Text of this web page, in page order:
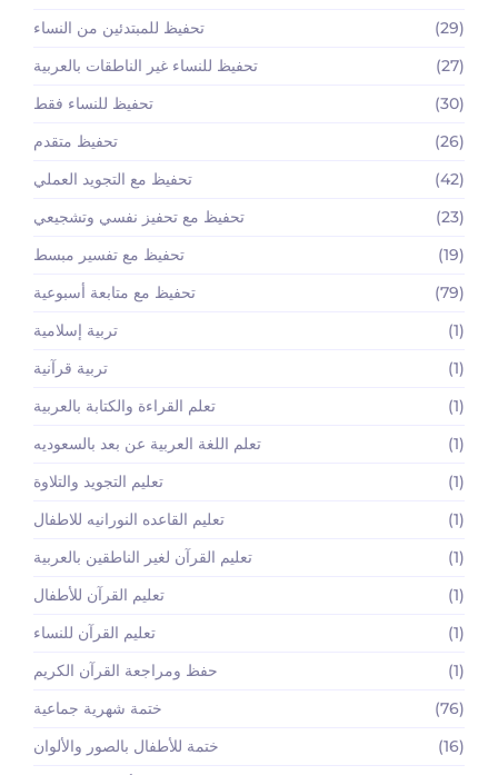
تحفيظ للمبتدئين من النساء
(29)
تحفيظ للنساء غير الناطقات بالعربية
(27)
تحفيظ للنساء فقط
(30)
تحفيظ متقدم
(26)
تحفيظ مع التجويد العملي
(42)
تحفيظ مع تحفيز نفسي وتشجيعي
(23)
تحفيظ مع تفسير مبسط
(19)
تحفيظ مع متابعة أسبوعية
(79)
تربية إسلامية
(1)
تربية قرآنية
(1)
تعلم القراءة والكتابة بالعربية
(1)
تعلم اللغة العربية عن بعد بالسعوديه
(1)
تعليم التجويد والتلاوة
(1)
تعليم القاعده النورانيه للاطفال
(1)
تعليم القرآن لغير الناطقين بالعربية
(1)
تعليم القرآن للأطفال
(1)
تعليم القرآن للنساء
(1)
حفظ ومراجعة القرآن الكريم
(1)
ختمة شهرية جماعية
(76)
ختمة للأطفال بالصور والألوان
(16)